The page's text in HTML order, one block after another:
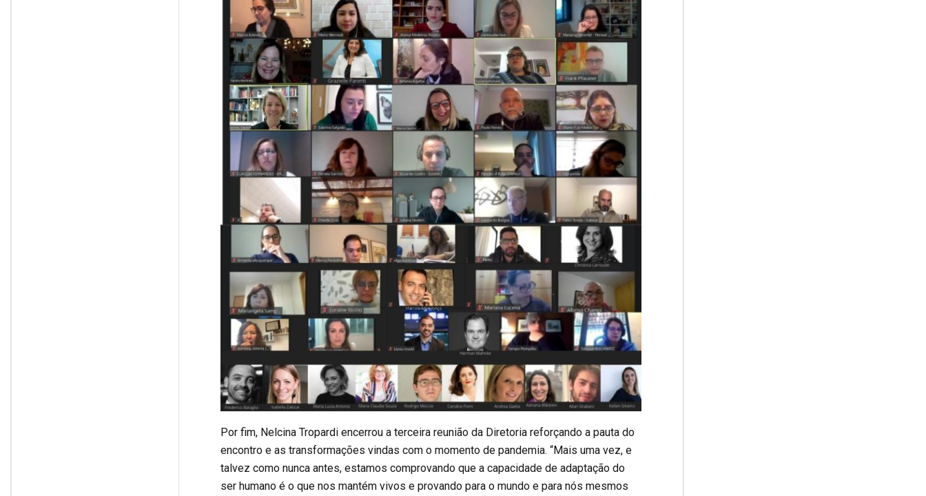
Por fim, Nelcina Tropardi encerrou a terceira reunião da Diretoria reforçando a pauta do
encontro e as transformações vindas com o momento de pandemia. “Mais uma vez, e
talvez como nunca antes, estamos comprovando que a capacidade de adaptação do
ser humano é o que nos mantém vivos e provando para o mundo e para nós mesmos